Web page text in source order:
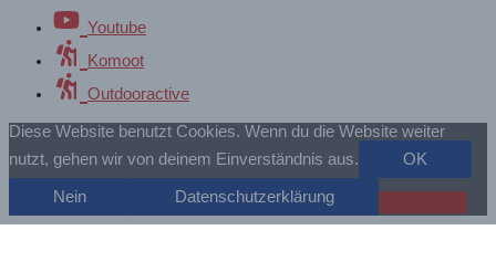
Youtube
Komoot
Outdooractive
Diese Website benutzt Cookies. Wenn du die Website weiter
nutzt, gehen wir von deinem Einverständnis aus.
OK
Nein Datenschutzerklärung